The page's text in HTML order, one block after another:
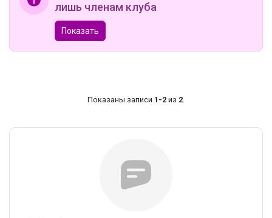
лишь членам клуба
Показать
Показаны записи 1-2 из 2.